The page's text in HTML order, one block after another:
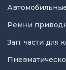
Ремни
Зап. части для